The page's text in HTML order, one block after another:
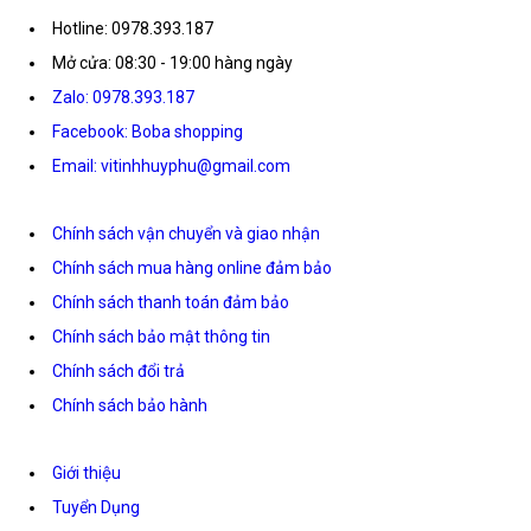
Hotline: 0978.393.187
Mở cửa: 08:30 - 19:00 hàng ngày
Zalo: 0978.393.187
Facebook: Boba shopping
Email: vitinhhuyphu@gmail.com
Chính sách vận chuyển và giao nhận
Chính sách mua hàng online đảm bảo
Chính sách thanh toán đảm bảo
Chính sách bảo mật thông tin
Chính sách đổi trả
Chính sách bảo hành
Giới thiệu
Tuyển Dụng